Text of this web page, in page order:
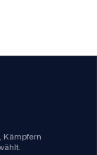
Kämpfern